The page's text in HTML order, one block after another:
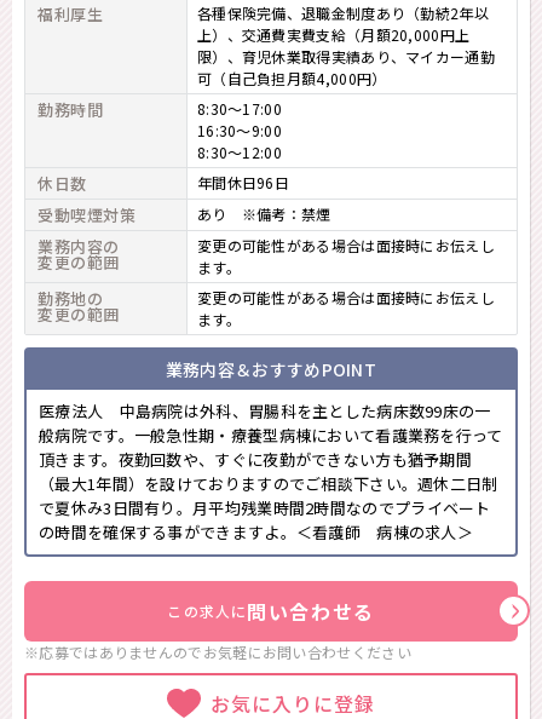
福利厚生
各種保険完備、退職金制度あり（勤続2年以
上）、交通費実費支給（月額20,000円上
限）、育児休業取得実績あり、マイカー通勤
可（自己負担月額4,000円）
勤務時間
8:30～17:00
16:30～9:00
8:30～12:00
休日数 年間休日96日
受動喫煙対策 あり ※備考：禁煙
業務内容の
変更の範囲
変更の可能性がある場合は面接時にお伝えし
ます。
勤務地の
変更の範囲
変更の可能性がある場合は面接時にお伝えし
ます。
業務内容＆おすすめPOINT
医療法人 中島病院は外科、胃腸科を主とした病床数99床の一
般病院です。一般急性期・療養型病棟において看護業務を行って
頂きます。夜勤回数や、すぐに夜勤ができない方も猶予期間
（最大1年間）を設けておりますのでご相談下さい。週休二日制
で夏休み3日間有り。月平均残業時間2時間なのでプライベート
の時間を確保する事ができますよ。＜看護師 病棟の求人＞
この求人に問い合わせる
※応募ではありませんのでお気軽にお問い合わせください
お気に入りに登録